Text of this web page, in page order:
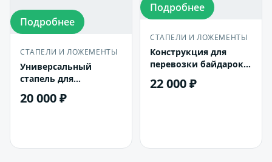
Подробнее
СТАПЕЛИ И ЛОЖЕМЕНТЫ
Универсальный
стапель для
прицепе (1,8*1,2)
20 000 ₽
Подробнее
СТАПЕЛИ И ЛОЖЕМЕНТЫ
Конструкция для
перевозки байдарок,
22 000 ₽